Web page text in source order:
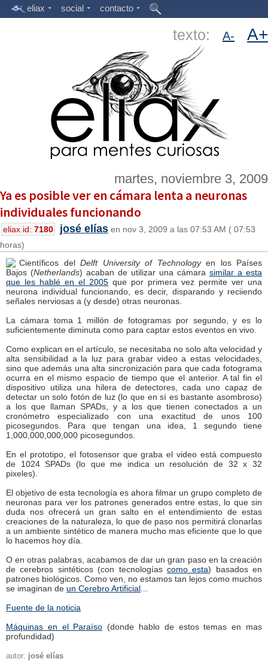
eliax social contacto
texto: A- A+
martes, noviembre 3, 2009
Ya es posible ver en cámara lenta a neuronas
individuales funcionando
eliax id: 7180 josé elías en nov 3, 2009 a las 07:53 AM ( 07:53
horas)
Científicos del Delft University of Technologyen los Países
Bajos (Netherlands) acaban de utilizar una cámara similar a esta
que les hablé en el 2005 que por primera vez permite ver una
neurona individual funcionando, es decir, disparando y reciiendo
señales nerviosas a (y desde) otras neuronas.
La cámara toma 1 millón de fotogramas por segundo, y es lo
suficientemente diminuta como para captar estos eventos en vivo.
Como explican en el artículo, se necesitaba no solo alta velocidad y
alta sensibilidad a la luz para grabar video a estas velocidades,
sino que además una alta sincronización para que cada fotograma
ocurra en el mismo espacio de tiempo que el anterior. A tal fin el
dispositivo utiliza una hilera de detectores, cada uno capaz de
detectar un solo fotón de luz (lo que en sí es bastante asombroso)
a los que llaman SPADs, y a los que tienen conectados a un
cronómetro especializado con una exactitud de unos 100
picosegundos. Para que tengan una idea, 1 segundo tiene
1,000,000,000,000 picosegundos.
En el prototipo, el fotosensor que graba el video está compuesto
de 1024 SPADs (lo que me indica un resolución de 32 x 32
pixeles).
El objetivo de esta tecnología es ahora filmar un grupo completo de
neuronas para ver los patrones generados entre estas, lo que sin
duda nos ofrecerá un gran salto en el entendimiento de estas
creaciones de la naturaleza, lo que de paso nos permitirá clonarlas
a un ambiente sintético de manera mucho mas eficiente que lo que
lo hacemos hoy día.
O en otras palabras, acabamos de dar un gran paso en la creación
de cerebros sintéticos (con tecnologías como esta) basados en
patrones biológicos. Como ven, no estamos tan lejos como muchos
se imaginan de un Cerebro Artificial
Fuente de la noticia
Máquinas en el Paraíso (donde hablo de estos temas en mas
profundidad)
autor: josé elías